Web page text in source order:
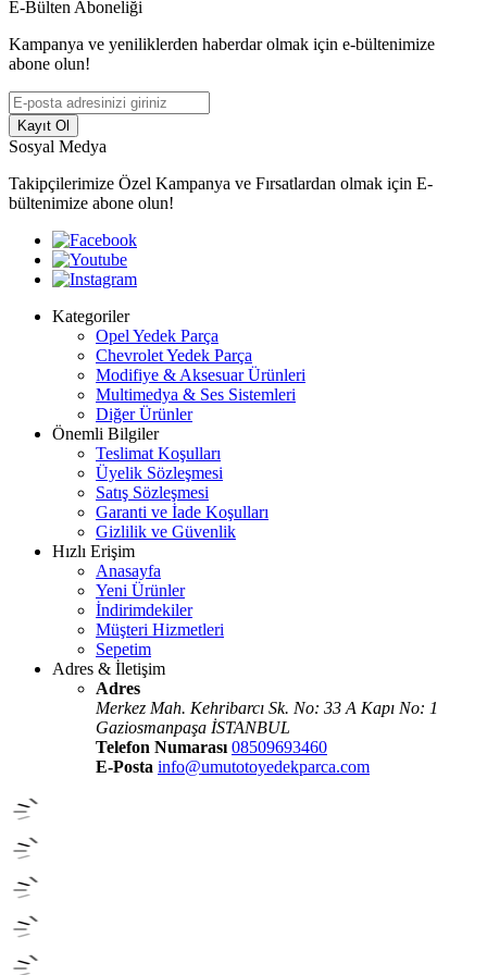
E-Bülten Aboneliği
Kampanya ve yeniliklerden haberdar olmak için e-bültenimize
abone olun!
Kayıt Ol
Sosyal Medya
Takipçilerimize Özel Kampanya ve Fırsatlardan olmak için E-
bültenimize abone olun!
Kategoriler
Opel Yedek Parça
Chevrolet Yedek Parça
Modifiye & Aksesuar Ürünleri
Multimedya & Ses Sistemleri
Diğer Ürünler
Önemli Bilgiler
Teslimat Koşulları
Üyelik Sözleşmesi
Satış Sözleşmesi
Garanti ve İade Koşulları
Gizlilik ve Güvenlik
Hızlı Erişim
Anasayfa
Yeni Ürünler
İndirimdekiler
Müşteri Hizmetleri
Sepetim
Adres & İletişim
Adres
Merkez Mah. Kehribarcı Sk. No: 33 A Kapı No: 1
Gaziosmanpaşa İSTANBUL
Telefon Numarası 08509693460
E-Posta info@umutotoyedekparca.com